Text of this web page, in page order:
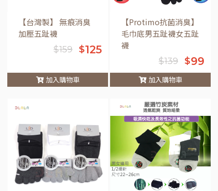
【台灣製】 無痕消臭
加壓五趾襪
$159 $125
加入購物車
【Protimo抗菌消臭】
毛巾底男五趾襪女五趾
襪
$139 $99
加入購物車